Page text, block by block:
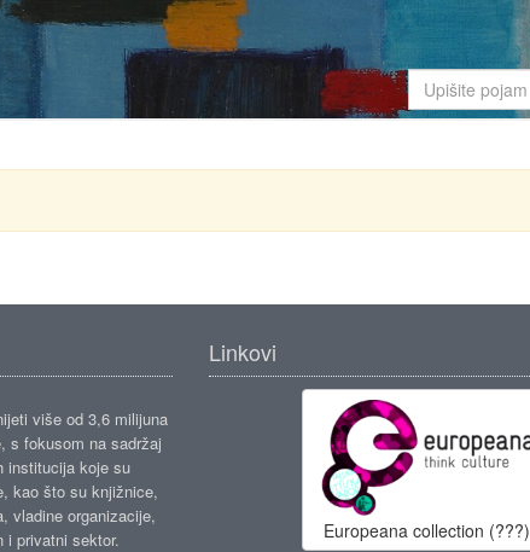
više od 3,6 milijuna
s fokusom na sadržaj
institucija koje su
kao što su knjižnice,
vladine organizacije,
i privatni sektor.
Linkovi
Europeana collection (???)